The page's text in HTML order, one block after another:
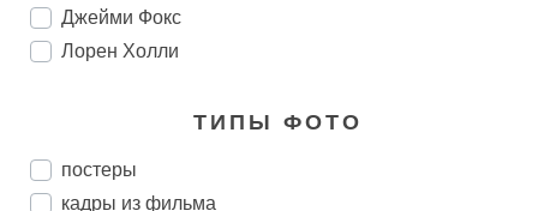
Джейми Фокс
Лорен Холли
ТИПЫ ФОТО
постеры
кадры из фильма